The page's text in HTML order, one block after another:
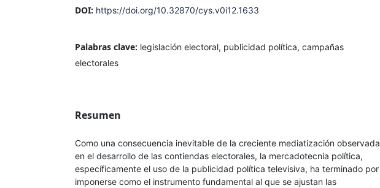
DOI: https://doi.org/10.32870/cys.v0i12.1633
Palabras clave: legislación electoral, publicidad política, campañas
electorales
Resumen
Como una consecuencia inevitable de la creciente mediatización observada
en el desarrollo de las contiendas electorales, la mercadotecnia política,
específicamente el uso de la publicidad política televisiva, ha terminado por
imponerse como el instrumento fundamental al que se ajustan las